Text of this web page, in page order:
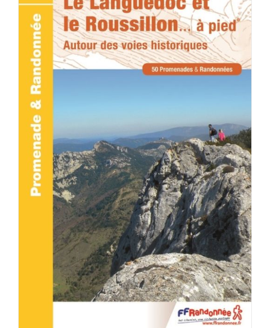
ACHETER LE PRODUIT / DÉTAILS